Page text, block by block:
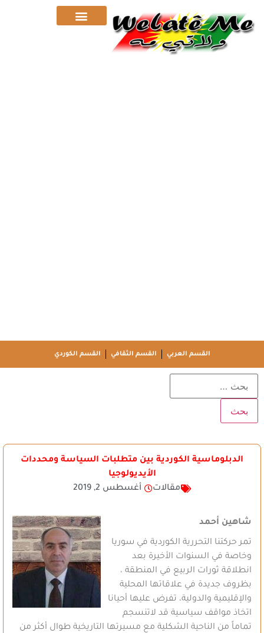
القسم العربي القسم الثقافي القسم الكوردي
الدبلوماسية الكوردية بين متطلبات السياسة ومحددات
الأيديولوجيا
مقالات
أغسطس 2, 2019
شاهين أحمد
تمر حركتنا التحررية الكوردية في سوريا
وخاصة في السنوات الأخيرة بعد
انطلاقة ثورات الربيع في المنطقة ،
بظروف جديدة في علاقاتها المحلية
والإقليمية والدولية، تفرض عليها أحيانا
اتخاذ مواقف سياسية قد لاتنسجم
تماماً من الناحية الشكلية مع مسيرتها التاريخية طوال أكثر من